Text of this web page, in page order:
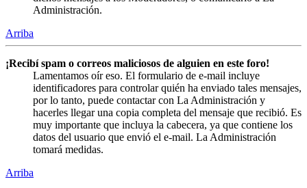
Administración.
Arriba
¡Recibí spam o correos maliciosos de alguien en este foro!
Lamentamos oír eso. El formulario de e-mail incluye
identificadores para controlar quién ha enviado tales mensajes,
por lo tanto, puede contactar con La Administración y
hacerles llegar una copia completa del mensaje que recibió. Es
muy importante que incluya la cabecera, ya que contiene los
datos del usuario que envió el e-mail. La Administración
tomará medidas.
Arriba